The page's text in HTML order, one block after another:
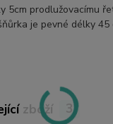
5cm prodlužovacímu
je pevné délky 45
zboží 3